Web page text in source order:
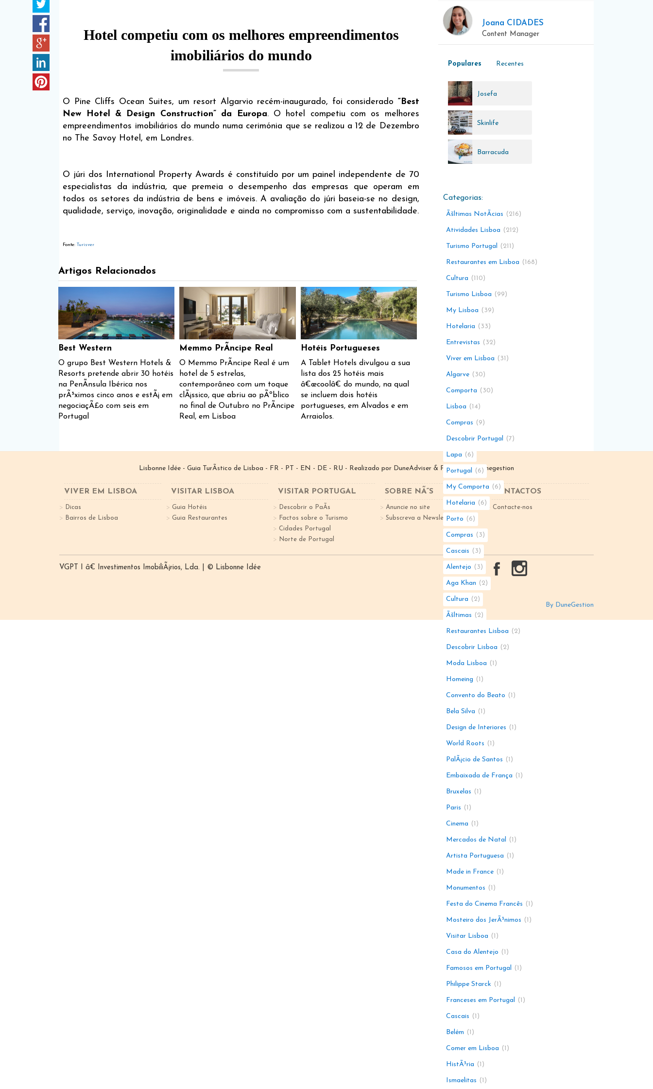
Hotel competiu com os melhores empreendimentos
imobiliários do mundo
O Pine Cliffs Ocean Suites, um resort Algarvio recém-inaugurado, foi considerado “Best
New Hotel & Design Construction” da Europa. O hotel competiu com os melhores
empreendimentos imobiliários do mundo numa cerimónia que se realizou a 12 de Dezembro
no The Savoy Hotel, em Londres.
O júri dos International Property Awards é constituído por um painel independente de 70
especialistas da indústria, que premeia o desempenho das empresas que operam em
todos os setores da indústria de bens e imóveis. A avaliação do júri baseia-se no design,
qualidade, serviço, inovação, originalidade e ainda no compromisso com a sustentabilidade.
Fonte:Turisver
Artigos Relacionados
Best Western
O grupo Best Western Hotels &
Resorts pretende abrir 30 hotéis
na PenÃ­nsula Ibérica nos
prÃ³ximos cinco anos e estÃ¡ em
negociaçÃ£o com seis em
Portugal
Memmo PrÃ­ncipe Real
O Memmo PrÃ­ncipe Real é um
hotel de 5 estrelas,
contemporâneo com um toque
clÃ¡ssico, que abriu ao pÃºblico
no final de Outubro no PrÃ­ncipe
Real, em Lisboa
Hotéis Portugueses
A Tablet Hotels divulgou a sua
lista dos 25 hotéis mais
â€œcoolâ€ do mundo, na qual
se incluem dois hotéis
portugueses, em Alvados e em
Arraiolos.
Joana CIDADES
Content Manager
Populares Recentes
Josefa
d'Ã“bidos
Skinlife
Barracuda
Ãšltimas NotÃ­cias 216
Atividades Lisboa 212
Turismo Portugal 211
Restaurantes em Lisboa 168
Cultura 110
Turismo Lisboa 99
My Lisboa 39
Hotelaria 33
Entrevistas 32
Viver em Lisboa 31
Algarve 30
Comporta 30
Lisboa 14
Compras 9
Descobrir Portugal 7
Lapa 6
Portugal 6
My Comporta 6
Hotelaria 6
Porto 6
Compras 3
Cascais 3
Alentejo 3
Aga Khan 2
Cultura 2
Ãšltimas 2
Restaurantes Lisboa 2
Descobrir Lisboa 2
Moda Lisboa 1
Homeing 1
Convento do Beato 1
Bela Silva 1
Design de Interiores 1
World Roots 1
PalÃ¡cio de Santos 1
Embaixada de França 1
Bruxelas 1
Paris 1
Cinema 1
Mercados de Natal 1
Artista Portuguesa 1
Made in France 1
Monumentos 1
Festa do Cinema Francês 1
Mosteiro dos JerÃ³nimos 1
Visitar Lisboa 1
Casa do Alentejo 1
Famosos em Portugal 1
Philippe Starck 1
Franceses em Portugal 1
Cascais 1
Belém 1
Comer em Lisboa 1
HistÃ³ria 1
Ismaelitas 1
Lisbonne Idée - Guia TurÃ­stico de Lisboa - FR - PT - EN - DE - RU - Realizado por DuneAdviser & Parceiro deDunegestion
VIVER EM LISBOA
Dicas
Bairros de Lisboa
VISITAR LISBOA
Guia Hotéis
Guia Restaurantes
VISITAR PORTUGAL
Descobrir o PaÃ­s
Factos sobre o Turismo
Cidades Portugal
Norte de Portugal
SOBRE NÃ“S
Anuncie no site
Subscreva a Newsletter
CONTACTOS
Contacte-nos
VGPT I â€ Investimentos ImobiliÃ¡rios, Lda. | © Lisbonne Idée
By DuneGestion